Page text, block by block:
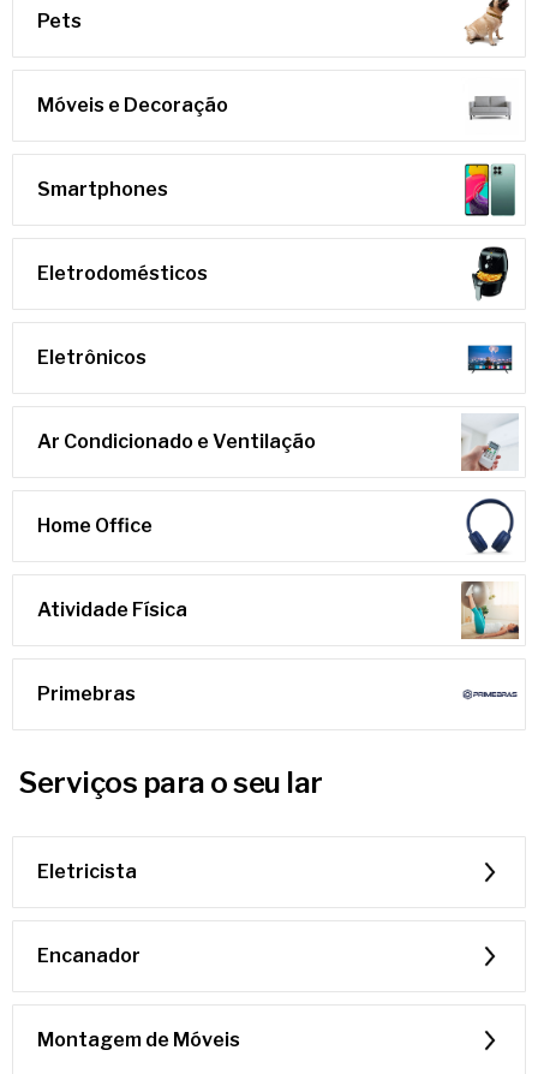
Pets
Móveis e Decoração
Smartphones
Eletrodomésticos
Eletrônicos
Ar Condicionado e Ventilação
Home Office
Atividade Física
Primebras
Serviços para o seu lar
Eletricista
Encanador
Montagem de Móveis